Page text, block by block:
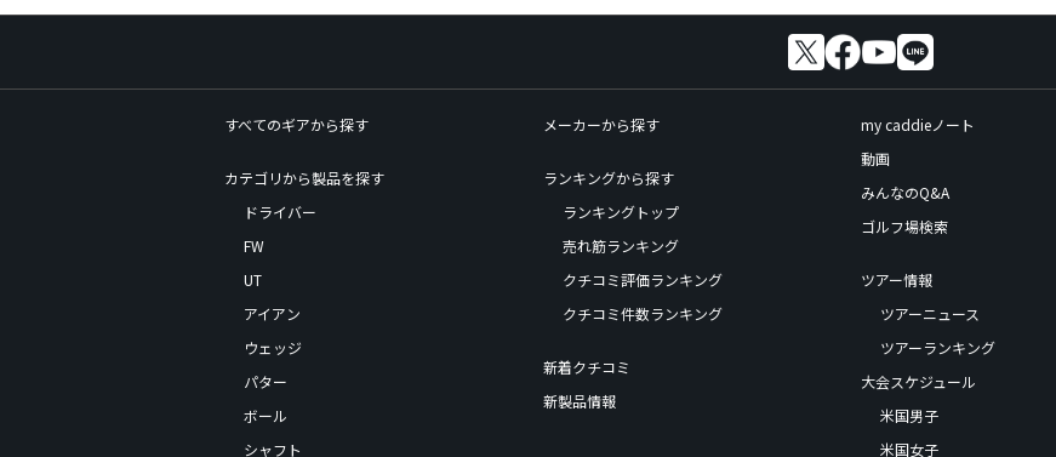
すべてのギアから探す
カテゴリから製品を探す
ドライバー
FW
UT
アイアン
ウェッジ
パター
ボール
シャフト
メーカーから探す
ランキングから探す
ランキングトップ
売れ筋ランキング
クチコミ評価ランキング
クチコミ件数ランキング
新着クチコミ
新製品情報
my caddieノート
動画
みんなのQ&A
ゴルフ場検索
ツアー情報
ツアーニュース
ツアーランキング
大会スケジュール
米国男子
米国女子